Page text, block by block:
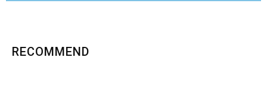
RECOMMEND